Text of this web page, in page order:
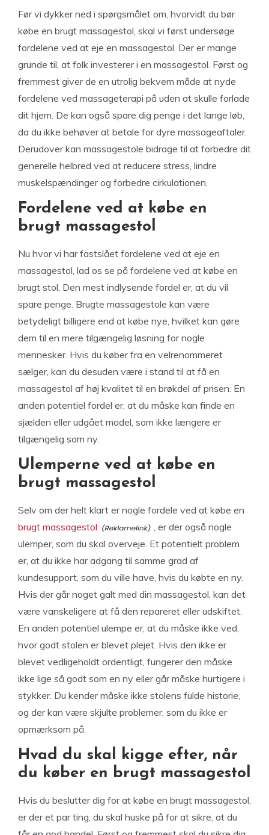
Før vi dykker ned i spørgsmålet om, hvorvidt du bør
købe en brugt massagestol, skal vi først undersøge
fordelene ved at eje en massagestol. Der er mange
grunde til, at folk investerer i en massagestol. Først og
fremmest giver de en utrolig bekvem måde at nyde
fordelene ved massageterapi på uden at skulle forlade
dit hjem. De kan også spare dig penge i det lange løb,
da du ikke behøver at betale for dyre massageaftaler.
Derudover kan massagestole bidrage til at forbedre dit
generelle helbred ved at reducere stress, lindre
muskelspændinger og forbedre cirkulationen.
Fordelene ved at købe en
brugt massagestol
Nu hvor vi har fastslået fordelene ved at eje en
massagestol, lad os se på fordelene ved at købe en
brugt stol. Den mest indlysende fordel er, at du vil
spare penge. Brugte massagestole kan være
betydeligt billigere end at købe nye, hvilket kan gøre
dem til en mere tilgængelig løsning for nogle
mennesker. Hvis du køber fra en velrenommeret
sælger, kan du desuden være i stand til at få en
massagestol af høj kvalitet til en brøkdel af prisen. En
anden potentiel fordel er, at du måske kan finde en
sjælden eller udgået model, som ikke længere er
tilgængelig som ny.
Ulemperne ved at købe en
brugt massagestol
Selv om der helt klart er nogle fordele ved at købe en
brugt massagestol
, er der også nogle
ulemper, som du skal overveje. Et potentielt problem
er, at du ikke har adgang til samme grad af
kundesupport, som du ville have, hvis du købte en ny.
Hvis der går noget galt med din massagestol, kan det
være vanskeligere at få den repareret eller udskiftet.
En anden potentiel ulempe er, at du måske ikke ved,
hvor godt stolen er blevet plejet. Hvis den ikke er
blevet vedligeholdt ordentligt, fungerer den måske
ikke lige så godt som en ny eller går måske hurtigere i
stykker. Du kender måske ikke stolens fulde historie,
og der kan være skjulte problemer, som du ikke er
opmærksom på.
Hvad du skal kigge efter, når
du køber en brugt massagestol
Hvis du beslutter dig for at købe en brugt massagestol,
er der et par ting, du skal huske på for at sikre, at du